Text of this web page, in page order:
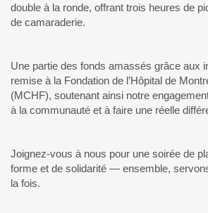
double à la ronde, offrant trois heures de
de camaraderie.
Une partie des fonds amassés grâce aux
remise à la Fondation de l’Hôpital de
(MCHF), soutenant ainsi notre
à la communauté et à faire une réelle
Joignez-vous à nous pour une soirée de
forme et de solidarité — ensemble,
la fois.